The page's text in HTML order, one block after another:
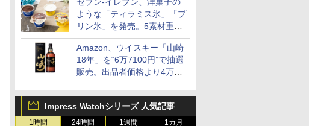
ような「ティラミス氷」「プ
リン氷」を発売。5素材重ね
と2層仕立ての濃厚な味わい
Amazon、ウイスキー「山崎
18年」を“6万7100円”で抽選
販売。出品者価格より4万
Impress Watchシリーズ 人気記事
1時間 24時間 1週間 1カ月
新潟のお米 無洗米 5kg 5kg 令和7年産
￥2,772
米】北東北産 お米 米
あきたこまち 令和7年
産 (5kg)
レンド ウイスキー 4リ
ットル 日本 大容量
4000ml 4L
ザ・バレル モルトウイ
スキー500ml アサヒ [
日本 500ml ]【中元 ギ
フト プレゼント 贈り物
に】
ルト ウイスキー 山崎
Story of the Distillery
2026 化粧箱入 700ml
88